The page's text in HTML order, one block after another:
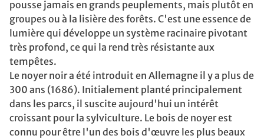
pousse jamais en grands peuplements, mais plutôt en
groupes ou à la lisière des forêts. C'est une essence de
lumière qui développe un système racinaire pivotant
très profond, ce qui la rend très résistante aux
tempêtes.
Le noyer noir a été introduit en Allemagne il y a plus de
300 ans (1686). Initialement planté principalement
dans les parcs, il suscite aujourd'hui un intérêt
croissant pour la sylviculture. Le bois de noyer est
connu pour être l'un des bois d'œuvre les plus beaux